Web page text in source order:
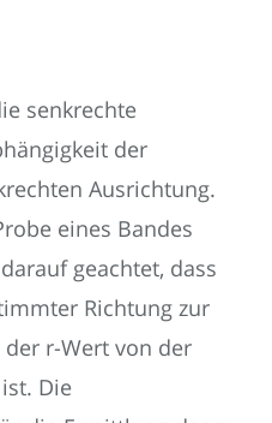
senkrechte
der
Ausrichtung.
eines Bandes
geachtet, dass
Richtung zur
r-Wert von der
Die